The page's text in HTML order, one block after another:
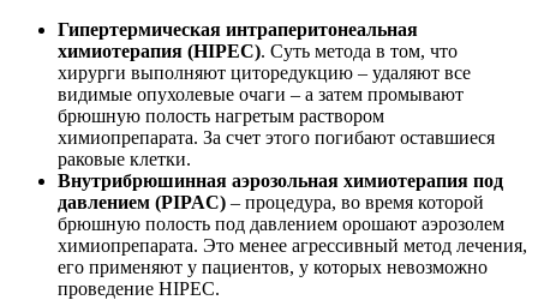
Гипертермическая интраперитонеальная
химиотерапия (HIPEC). Суть метода в том, что
хирурги выполняют циторедукцию – удаляют все
видимые опухолевые очаги – а затем промывают
брюшную полость нагретым раствором
химиопрепарата. За счет этого погибают оставшиеся
раковые клетки.
Внутрибрюшинная аэрозольная химиотерапия под
давлением (PIPAC) – процедура, во время которой
брюшную полость под давлением орошают аэрозолем
химиопрепарата. Это менее агрессивный метод лечения,
его применяют у пациентов, у которых невозможно
проведение HIPEC.